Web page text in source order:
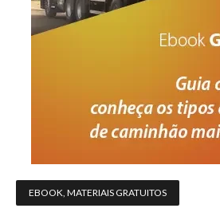
EBOOK MATERIAIS GRATUITOS